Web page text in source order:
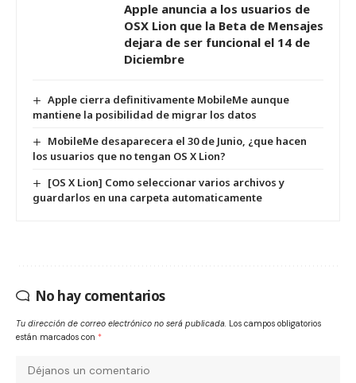
Apple anuncia a los usuarios de
OSX Lion que la Beta de Mensajes
dejara de ser funcional el 14 de
Diciembre
Apple cierra definitivamente MobileMe aunque
mantiene la posibilidad de migrar los datos
MobileMe desaparecera el 30 de Junio, ¿que hacen
los usuarios que no tengan OS X Lion?
[OS X Lion] Como seleccionar varios archivos y
guardarlos en una carpeta automaticamente
No hay comentarios
Tu dirección de correo electrónico no será publicada. Los campos obligatorios
están marcados con *